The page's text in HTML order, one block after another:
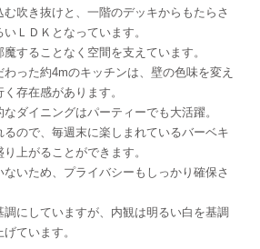
吹き抜けと、一階のデッキからもたらさ
ＬＤＫとなっています。
することなく空間を支えています。
った約4mのキッチンは、壁の色味を変え
存在感があります。
ダイニングはパーティーでも大活躍。
ので、毎週末に楽しまれているバーベキ
上がることができます。
いため、プライバシーもしっかり確保さ
にしていますが、内観は明るい白を基調
ています。